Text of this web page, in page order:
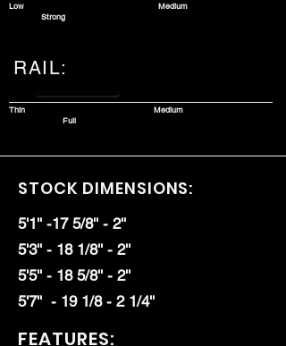
Low
Medium
Strong
RAIL:
Thin
Medium
Full
STOCK DIMENSIONS:
5'1'' -17 5/8'' - 2''
5'3'' - 18 1/8'' - 2''
5'5'' - 18 5/8'' - 2''
5'7'' - 19 1/8 - 2 1/4''
FEATURES: